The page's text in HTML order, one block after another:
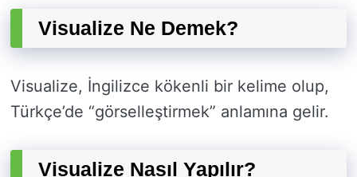
Visualize Ne Demek?
Visualize, İngilizce kökenli bir kelime olup,
Türkçe’de “görselleştirmek” anlamına gelir.
Visualize Nasıl Yapılır?